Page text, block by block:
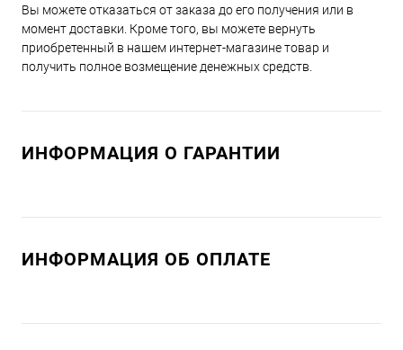
Вы можете отказаться от заказа до его получения или в
момент доставки. Кроме того, вы можете вернуть
приобретенный в нашем интернет-магазине товар и
получить полное возмещение денежных средств.
ИНФОРМАЦИЯ О ГАРАНТИИ
ИНФОРМАЦИЯ ОБ ОПЛАТЕ